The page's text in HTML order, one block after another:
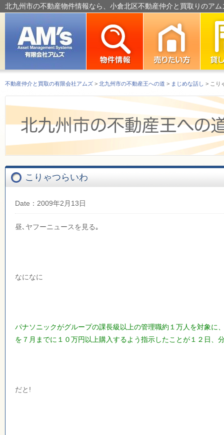
北九州市の不動産物件情報なら、小倉北区不動産仲介と買取りのア
不動産仲介と買取の有限会社アムズ > 北九州市の不動産王への道 > まじめな話し > こり
こりゃつらいわ
Date：2009年2月13日
昼､ヤフーニュースを見る｡
なになに
パナソニックがグループの課長級以上の管理職約１万人を対象に
を７月までに１０万円以上購入するよう指示したことが１２日、
だと!